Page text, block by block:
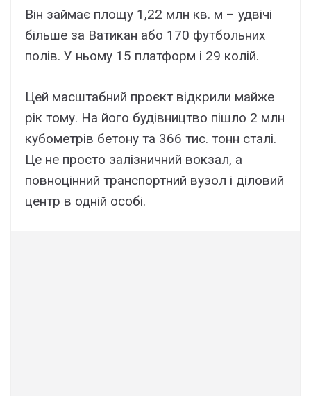
Він займає площу 1,22 млн кв. м – удвічі
більше за Ватикан або 170 футбольних
полів. У ньому 15 платформ і 29 колій.
Цей масштабний проєкт відкрили майже
рік тому. На його будівництво пішло 2 млн
кубометрів бетону та 366 тис. тонн сталі.
Це не просто залізничний вокзал, а
повноцінний транспортний вузол і діловий
центр в одній особі.